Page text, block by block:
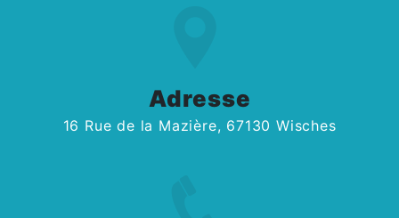
Adresse
16 Rue de la Mazière, 67130 Wisches